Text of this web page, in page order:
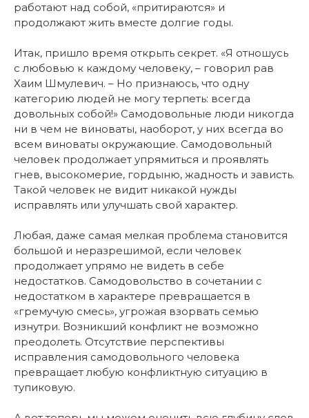
работают над собой, «притираются» и
продолжают жить вместе долгие годы.
Итак, пришло время открыть секрет. «Я отношусь
с любовью к каждому человеку, – говорил рав
Хаим Шмулевич. – Но признаюсь, что одну
категорию людей не могу терпеть: всегда
довольных собой!» Самодовольные люди никогда
ни в чем не виноваты, наоборот, у них всегда во
всем виноваты окружающие. Самодовольный
человек продолжает упрямиться и проявлять
гнев, высокомерие, гордыню, жадность и зависть.
Такой человек не видит никакой нужды
исправлять или улучшать свой характер.
Любая, даже самая мелкая проблема становится
большой и неразрешимой, если человек
продолжает упрямо не видеть в себе
недостатков. Самодовольство в сочетании с
недостатком в характере превращается в
«гремучую смесь», угрожая взорвать семью
изнутри. Возникший конфликт не возможно
преодолеть. Отсутствие перспективы
исправления самодовольного человека
превращает любую конфликтную ситуацию в
тупиковую.